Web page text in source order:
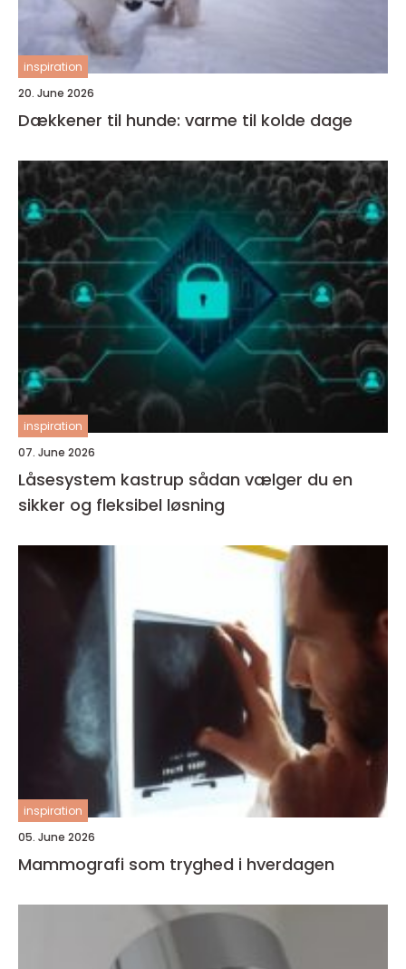
inspiration
20. June 2026
Dækkener til hunde: varme til kolde dage
inspiration
07. June 2026
Låsesystem kastrup sådan vælger du en
sikker og fleksibel løsning
inspiration
05. June 2026
Mammografi som tryghed i hverdagen